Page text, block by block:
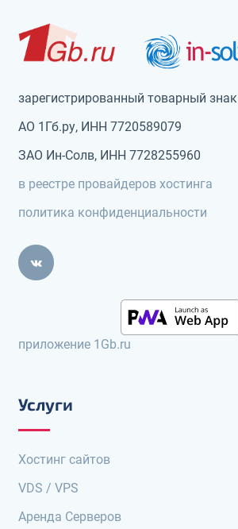
зарегистрированный товарный знак
АО 1Гб.ру, ИНН 7720589079
ЗАО Ин-Солв, ИНН 7728255960
в реестре провайдеров хостинга
политика конфиденциальности
приложение 1Gb.ru
Услуги
Хостинг сайтов
VDS / VPS
Аренда Серверов